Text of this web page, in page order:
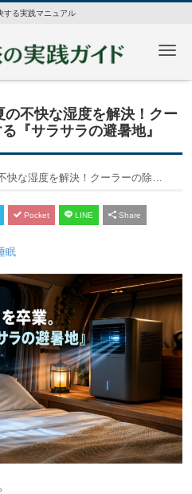
する実践マニュアル
の不快な湿度を解決！クー
『サラサラの避暑地』
クーラーの除湿機能で実現する『サラサラの避暑地』
Pocket LINE Share
眠